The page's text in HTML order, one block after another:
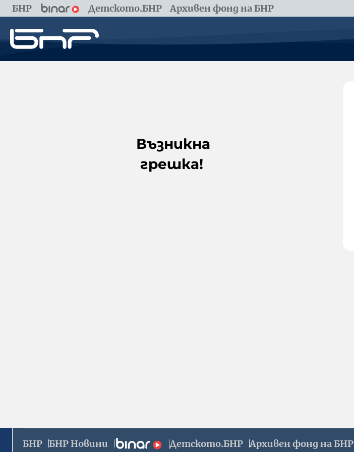
БНР Детското.БНР Архивен фонд на БНР
Възникна
грешка!
БНР БНР Новини Детското.БНР Архивен фонд на БНР